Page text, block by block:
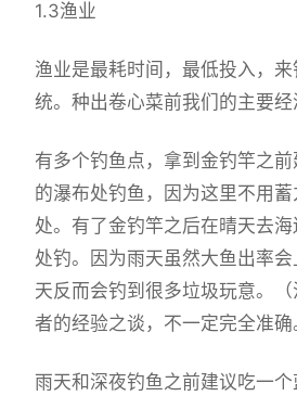
1.3渔业
渔业是最耗时间，最低投入，
统。种出卷心菜前我们的主要经
有多个钓鱼点，拿到金钓竿之
的瀑布处钓鱼，因为这里不用
处。有了金钓竿之后在晴天去
处钓。因为雨天虽然大鱼出率
天反而会钓到很多垃圾玩意。
者的经验之谈，不一定完全准确
雨天和深夜钓鱼之前建议吃一